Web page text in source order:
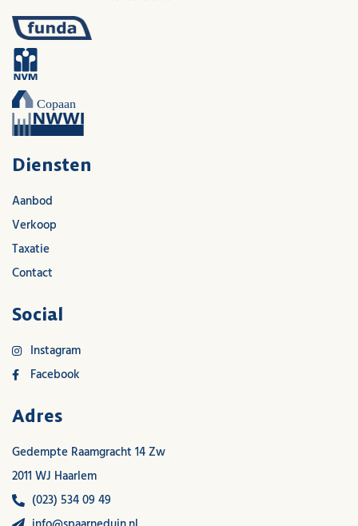
Diensten
Aanbod
Verkoop
Taxatie
Contact
Social
Instagram
Facebook
Adres
Gedempte Raamgracht 14 Zw
2011 WJ Haarlem
(023) 534 09 49